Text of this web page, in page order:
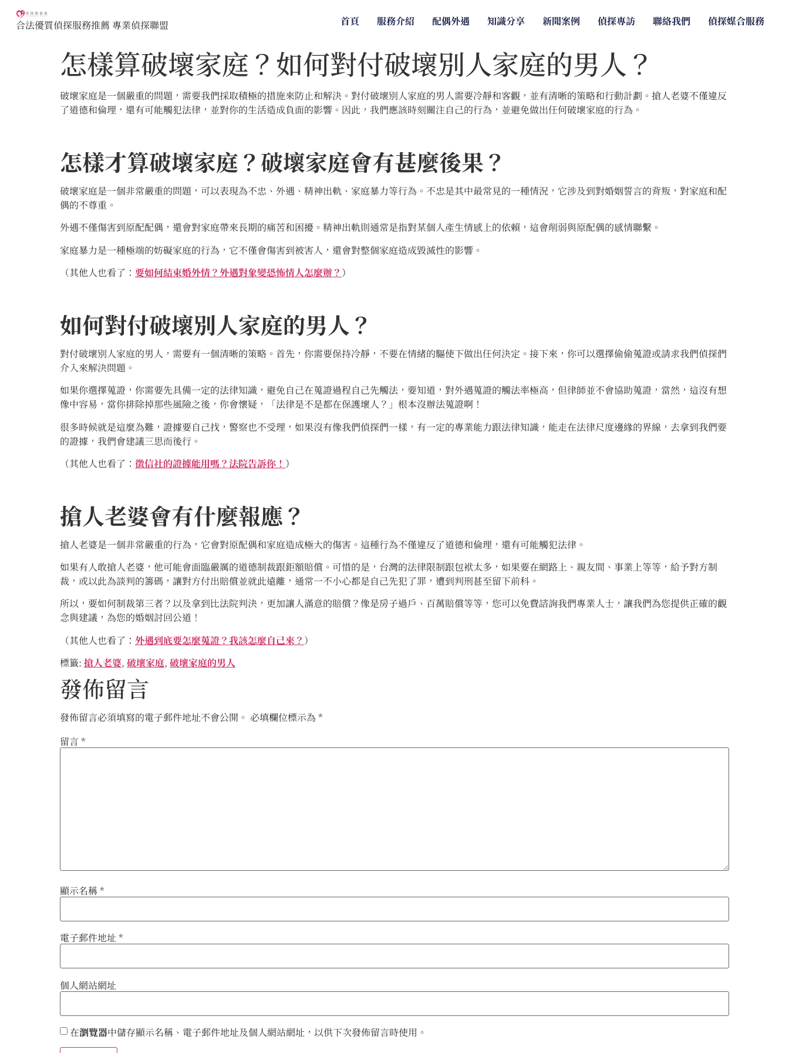
合法優質偵探服務推薦 專業偵探聯盟 首頁 服務介紹 配偶外遇 知識分享 新聞案例 偵探專訪 聯絡我們 偵探媒合服務
怎樣算破壞家庭？如何對付破壞別人家庭的男人？
破壞家庭是一個嚴重的問題，需要我們採取積極的措施來防止和解決。對付破壞別人家庭的男人需要冷靜和客觀，並有清晰的策略和行動計劃。搶人老婆不僅違反
了道德和倫理，還有可能觸犯法律，並對你的生活造成負面的影響。因此，我們應該時刻關注自己的行為，並避免做出任何破壞家庭的行為。
怎樣才算破壞家庭？破壞家庭會有甚麼後果？
破壞家庭是一個非常嚴重的問題，可以表現為不忠、外遇、精神出軌、家庭暴力等行為。不忠是其中最常見的一種情況，它涉及到對婚姻誓言的背叛，對家庭和配
偶的不尊重。
外遇不僅傷害到原配配偶，還會對家庭帶來長期的痛苦和困擾。精神出軌則通常是指對某個人產生情感上的依賴，這會削弱與原配偶的感情聯繫。
家庭暴力是一種極端的妨礙家庭的行為，它不僅會傷害到被害人，還會對整個家庭造成毀滅性的影響。
（其他人也看了： 要如何結束婚外情？外遇對象變恐怖情人怎麼辦？ ）
如何對付破壞別人家庭的男人？
對付破壞別人家庭的男人，需要有一個清晰的策略。首先，你需要保持冷靜，不要在情緒的驅使下做出任何決定。接下來，你可以選擇偷偷蒐證或請求我們偵探們
介入來解決問題。
如果你選擇蒐證，你需要先具備一定的法律知識，避免自己在蒐證過程自己先觸法，要知道，對外遇蒐證的觸法率極高，但律師並不會協助蒐證，當然，這沒有想
像中容易，當你排除掉那些風險之後，你會懷疑，「法律是不是都在保護壞人？」根本沒辦法蒐證啊！
很多時候就是這麼為難，證據要自己找，警察也不受理，如果沒有像我們偵探們一樣，有一定的專業能力跟法律知識，能走在法律尺度邊緣的界線，去拿到我們要
的證據，我們會建議三思而後行。
（其他人也看了： 徵信社的證據能用嗎？法院告訴你！ ）
搶人老婆會有什麼報應？
搶人老婆是一個非常嚴重的行為，它會對原配偶和家庭造成極大的傷害。這種行為不僅違反了道德和倫理，還有可能觸犯法律。
如果有人敢搶人老婆，他可能會面臨嚴厲的道德制裁跟鉅額賠償。可惜的是，台灣的法律限制跟包袱太多，如果要在網路上、親友間、事業上等等，給予對方制
裁，或以此為談判的籌碼，讓對方付出賠償並就此遠離，通常一不小心都是自己先犯了罪，遭到判刑甚至留下前科。
所以，要如何制裁第三者？以及拿到比法院判決，更加讓人滿意的賠償？像是房子過戶、百萬賠償等等，您可以免費諮詢我們專業人士，讓我們為您提供正確的觀
念與建議，為您的婚姻討回公道！
（其他人也看了： 外遇到底要怎麼蒐證？我該怎麼自己來？ ）
標籤: 搶人老婆, 破壞家庭, 破壞家庭的男人
發佈留言
發佈留言必須填寫的電子郵件地址不會公開。 必填欄位標示為*
留言 *
顯示名稱*
電子郵件地址 *
個人網站網址
在瀏覽器中儲存顯示名稱、電子郵件地址及個人網站網址，以供下次發佈留言時使用。